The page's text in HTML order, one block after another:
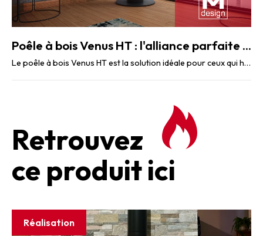
Poêle à bois Venus HT : l'alliance parfaite entre performance et design moderne
Le poêle à bois Venus HT est la solution idéale pour ceux qui hésitent entre un poêle ...
Retrouvez
ce produit ici
Réalisation